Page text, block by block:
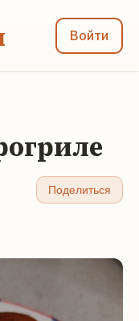
Войти
Поделиться